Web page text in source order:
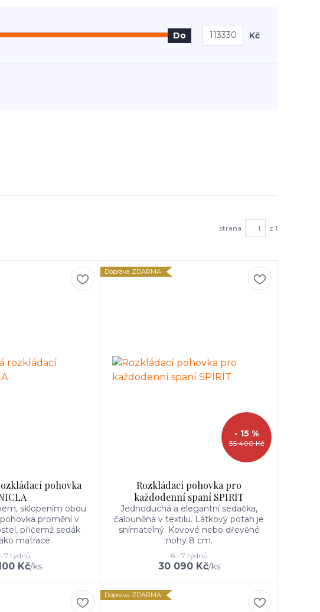
Do Kč
strana z 1
pohovka
sklopením obou
promění v
přičemž sedák
matrace.
Kč/ks
7 týdnů
Doprava ZDARMA
35 400 Kč
- 15 %
Rozkládací pohovka pro
každodenní spaní SPIRIT
Jednoduchá a elegantní sedačka,
čalouněná v textilu. Látkový potah je
snímatelný. Kovové nebo dřevěné
nohy 8 cm.
30 090 Kč/ks
6 - 7 týdnů
Doprava ZDARMA